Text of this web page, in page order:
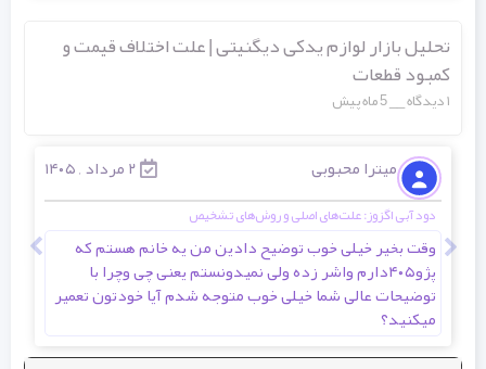
تحلیل بازار لوازم یدکی دیگنیتی | علت اختلاف قیمت و
کمبود قطعات
5 ماه پیش
میترا محبوبی ۲ مرداد , ۱۴۰۵
دود آبی اگزوز: علت‌های اصلی و روش‌های تشخیص
وقت بخیر خیلی خوب توضیح دادین من یه خانم هستم که
پژو۴۰۵دارم واشر زده ولی نمیدونستم یعنی چی وچرا با
توضیحات عالی شما خیلی خوب متوجه شدم آیا خودتون تعمیر
میکنید؟